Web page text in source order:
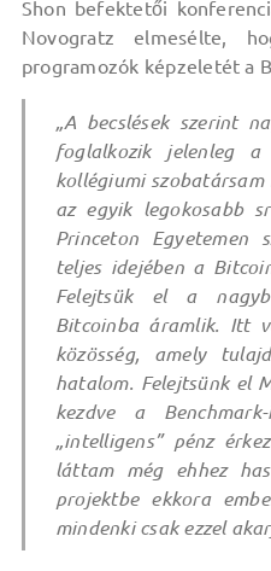
Shon befektetői
Novogratz elmesélte,
programozók képzeletét a
„A becslések szerint
foglalkozik jelenleg
kollégiumi
az egyik legokosabb
Princeton Egyetemen
teljes idejében a
Felejtsük el a
Bitcoinba áramlik. Itt
közösség, amely
hatalom. Felejtsünk el
kezdve a
„intelligens” pénz
láttam még ehhez
projektbe ekkora
mindenki csak ezzel